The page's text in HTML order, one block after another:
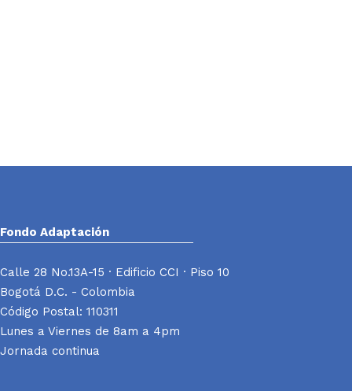
Fondo Adaptación
Calle 28 No.13A-15 · Edificio CCI · Piso 10
Bogotá D.C. - Colombia
Código Postal: 110311
Lunes a Viernes de 8am a 4pm
Jornada continua